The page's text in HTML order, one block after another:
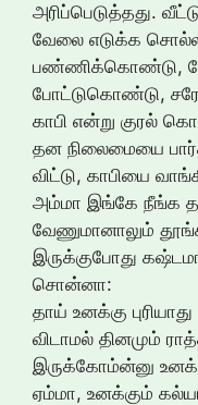
அரிப்பெடுத்தது.
வேலை எடுக்க சொல்ல
பண்ணிக்கொண்டு,
போட்டுகொண்டு,
காபி என்று குரல்
தன நிலைமையை
விட்டு, காபியை
அம்மா இங்கே நீங்க
வேணுமானாலும்
இருக்குபோது
சொன்னா:
தாய் உனக்கு
விடாமல் தினமும்
இருக்கோம்ன்னு
ஏம்மா, உனக்கும்